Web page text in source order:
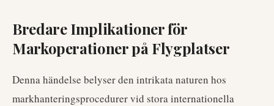
Bredare Implikationer för
Markoperationer på Flygplatser
Denna händelse belyser den intrikata naturen hos
markhanteringsprocedurer vid stora internationella